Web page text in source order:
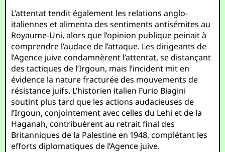
L’attentat tendit également les relations anglo-
italiennes et alimenta des sentiments antisémites au
Royaume-Uni, alors que l’opinion publique peinait à
comprendre l’audace de l’attaque. Les dirigeants de
l’Agence juive condamnèrent l’attentat, se distançant
des tactiques de l’Irgoun, mais l’incident mit en
évidence la nature fracturée des mouvements de
résistance juifs. L’historien italien Furio Biagini
soutint plus tard que les actions audacieuses de
l’Irgoun, conjointement avec celles du Lehi et de la
Haganah, contribuèrent au retrait final des
Britanniques de la Palestine en 1948, complétant les
efforts diplomatiques de l’Agence juive.